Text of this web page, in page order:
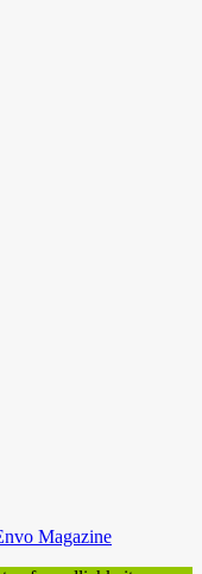
Magazine